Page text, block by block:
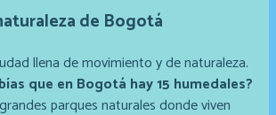
de Bogotá
llena de movimiento y de naturaleza.
que en Bogotá hay 15 humedales?
parques naturales donde viven